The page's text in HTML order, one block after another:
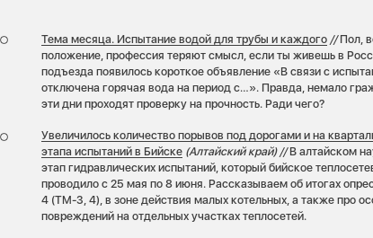
Тема месяца. Испытание водой для трубы и каждого//Пол,
положение, профессия теряют смысл, если ты живешь в
подъезда появилось короткое объявление «В связи с
отключена горячая вода на период с…». Правда, немало
эти дни проходят проверку на прочность. Ради чего?
Увеличилось количество порывов под дорогами и на
этапа испытаний в Бийске (Алтайский край) //В алтайском
этап гидравлических испытаний, который бийское
проводило с 25 мая по 8 июня. Рассказываем об итогах
4 (ТМ-3, 4), в зоне действия малых котельных, а также про
повреждений на отдельных участках теплосетей.